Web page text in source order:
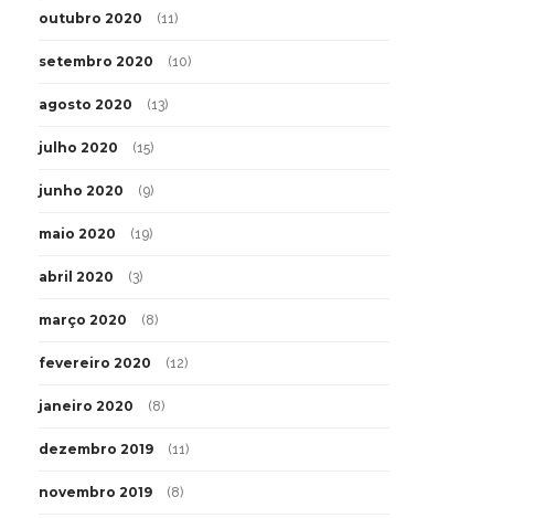
outubro 2020 (11)
setembro 2020 (10)
agosto 2020 (13)
julho 2020 (15)
junho 2020 (9)
maio 2020 (19)
abril 2020 (3)
março 2020 (8)
fevereiro 2020 (12)
janeiro 2020 (8)
dezembro 2019 (11)
novembro 2019 (8)